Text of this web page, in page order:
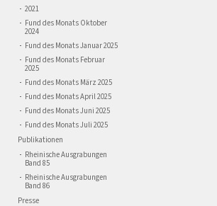
2021
Fund des Monats Oktober
2024
Fund des Monats Januar 2025
Fund des Monats Februar
2025
Fund des Monats März 2025
Fund des Monats April 2025
Fund des Monats Juni 2025
Fund des Monats Juli 2025
Publikationen
Rheinische Ausgrabungen
Band 85
Rheinische Ausgrabungen
Band 86
Presse